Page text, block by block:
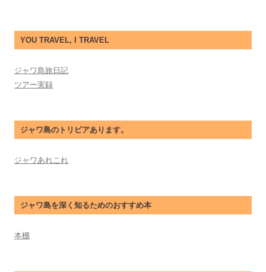
YOU TRAVEL, I TRAVEL
ジャワ島旅日記
ツアー実録
ジャワ島のトリビアあります。
ジャワあれこれ
ジャワ島を深く知るためのおすすめ本
本棚